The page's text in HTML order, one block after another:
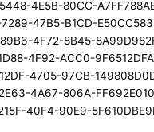
4E5B-80CC-
7289-47B5-B1CD-
4F72-8B45-
4F92-ACC0-
4705-97CB-
4A67-806A-
40F4-90E9-